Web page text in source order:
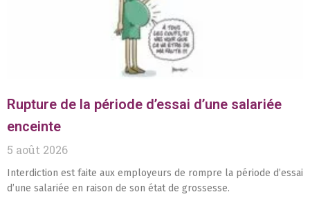
Rupture de la période d’essai d’une salariée
enceinte
5 août 2026
Interdiction est faite aux employeurs de rompre la période d’essai
d’une salariée en raison de son état de grossesse.